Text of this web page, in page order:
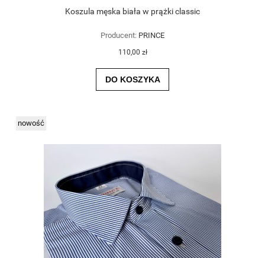
Koszula męska biała w prążki classic
Producent: PRINCE
110,00 zł
DO KOSZYKA
nowość